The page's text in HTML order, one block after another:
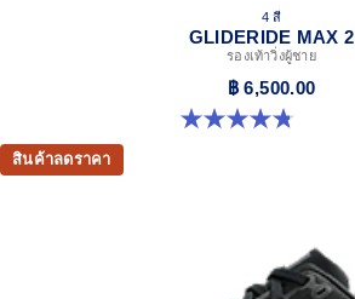
4 สี
GLIDERIDE MAX 2
รองเท้าวิ่งผู้ชาย
฿ 6,500.00
4.8 จาก 5 ดาว 15 รีวิว
สินค้าลดราคา